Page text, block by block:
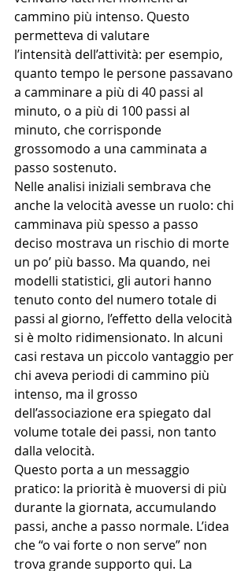
cammino più intenso. Questo
permetteva di valutare
l’intensità dell’attività: per esempio,
quanto tempo le persone passavano
a camminare a più di 40 passi al
minuto, o a più di 100 passi al
minuto, che corrisponde
grossomodo a una camminata a
passo sostenuto.
Nelle analisi iniziali sembrava che
anche la velocità avesse un ruolo: chi
camminava più spesso a passo
deciso mostrava un rischio di morte
un po’ più basso. Ma quando, nei
modelli statistici, gli autori hanno
tenuto conto del numero totale di
passi al giorno, l’effetto della velocità
si è molto ridimensionato. In alcuni
casi restava un piccolo vantaggio per
chi aveva periodi di cammino più
intenso, ma il grosso
dell’associazione era spiegato dal
volume totale dei passi, non tanto
dalla velocità.
Questo porta a un messaggio
pratico: la priorità è muoversi di più
durante la giornata, accumulando
passi, anche a passo normale. L’idea
che “o vai forte o non serve” non
trova grande supporto qui. La